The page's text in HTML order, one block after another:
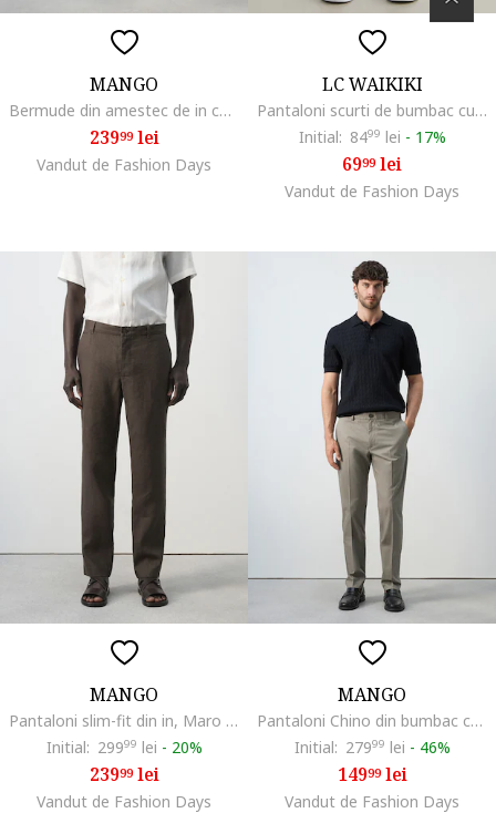
MANGO
Bermude din amestec de in cu talie ajustabila, Maro pamantiu
23999lei
Vandut de Fashion Days
LC WAIKIKI
Pantaloni scurti de bumbac cu talie ajustabila, Maro inchis
Initial: 8499 lei - 17%
6999lei
Vandut de Fashion Days
MANGO
Pantaloni slim-fit din in, Maro inchis
Initial: 29999 lei - 20%
23999lei
Vandut de Fashion Days
MANGO
Pantaloni Chino din bumbac cu croaia slim-fit, Maro nisip
Initial: 27999 lei - 46%
14999lei
Vandut de Fashion Days